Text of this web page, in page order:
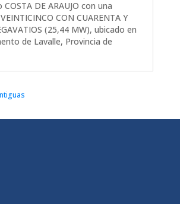
DE ARAUJO con una
CON CUARENTA Y
(25,44 MW), ubicado en
de Lavalle, Provincia de